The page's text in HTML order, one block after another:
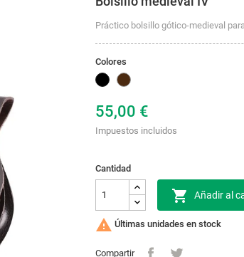
Práctico bolsillo gótico-medieval
Colores
NegroMarrón
55,00 €
Impuestos incluidos
Cantidad
 Añadir al
 Últimas unidades en stock
Compartir